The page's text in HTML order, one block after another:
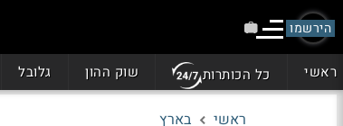
הירשמו
ראשי כל הכותרות שוק ההון גלובל
ראשי בארץ